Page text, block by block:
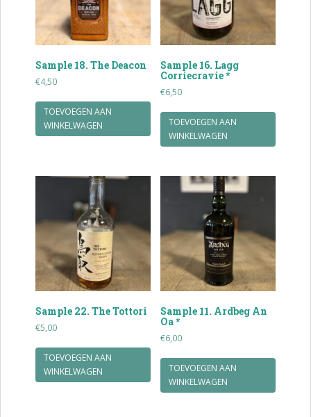
Sample 18. The Deacon
€4,50
TOEVOEGEN AAN
WINKELWAGEN
Sample 16. Lagg
Corriecravie *
€6,50
TOEVOEGEN AAN
WINKELWAGEN
Sample 22. The Tottori
€5,00
TOEVOEGEN AAN
WINKELWAGEN
Sample 11. Ardbeg An
Oa *
€6,00
TOEVOEGEN AAN
WINKELWAGEN